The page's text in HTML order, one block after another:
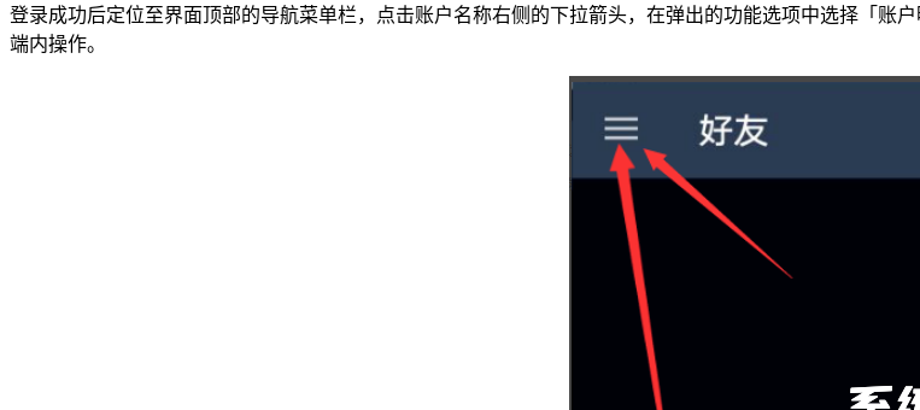
登录成功后定位至界面顶部的导航菜单栏，点击账户名称右侧的下拉箭头，在弹出的功能选项中选择「账
端内操作。